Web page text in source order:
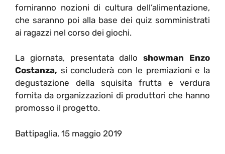
forniranno nozioni di cultura dell’alimentazione,
che saranno poi alla base dei quiz somministrati
ai ragazzi nel corso dei giochi.
La giornata, presentata dalloshowman Enzo
Costanza, si concluderà con le premiazioni e la
degustazione della squisita frutta e verdura
fornita da organizzazioni di produttori che hanno
promosso il progetto.
Battipaglia, 15 maggio 2019